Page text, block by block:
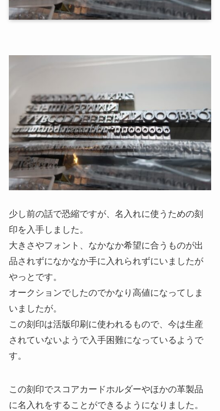
少し前の話で恐縮ですが、名入れに使うための刻
印を入手しました。
大きさやフォント、なかなか希望に合うものが出
品されずになかなか手に入れられずにいましたが
やっとです。
オークションでしたのでかなり高値になってしま
いましたが。
この刻印は活版印刷に使われるもので、今は生産
されていないようで入手困難になっているようで
す。
この刻印でスコアカードホルダーやほかの革製品
に名入れをすることができるようになりました。